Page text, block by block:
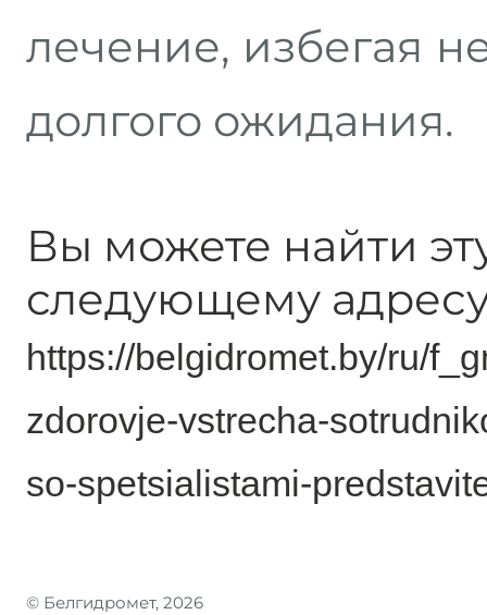
лечение, избегая
долгого ожидания.
Вы можете найти
следующему
https://belgidromet.by/ru/
zdorovje-vstrecha-
so-spetsialistami-
© Белгидромет, 2026